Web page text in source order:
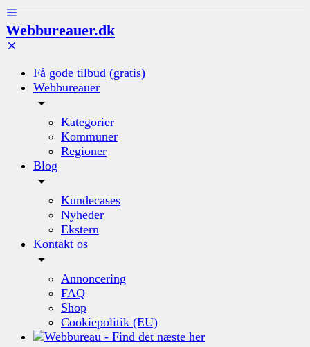
Webbureauer.dk
Få gode tilbud (gratis)
Webbureauer
Kategorier
Kommuner
Regioner
Blog
Kundecases
Nyheder
Ekstern
Kontakt os
Annoncering
FAQ
Shop
Cookiepolitik (EU)